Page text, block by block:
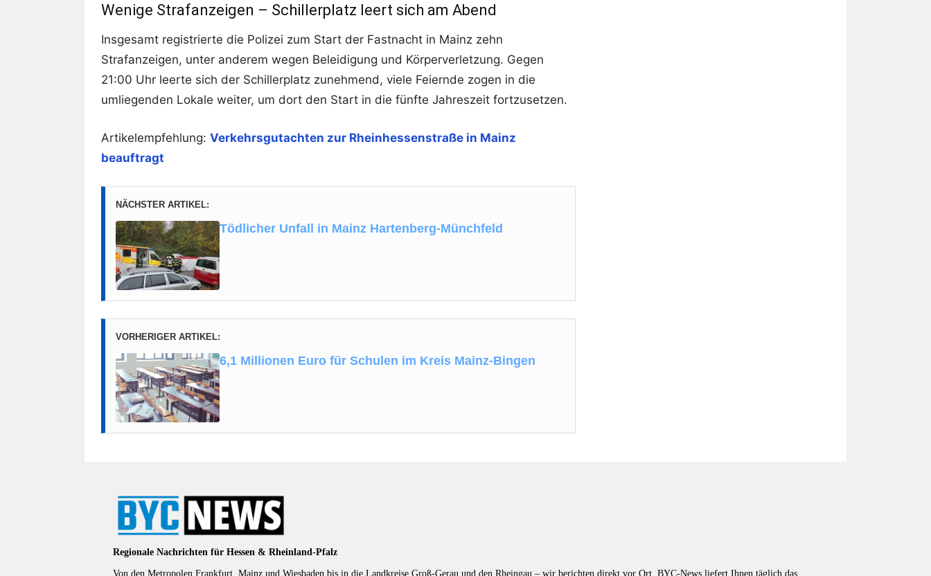
Wenige Strafanzeigen – Schillerplatz leert sich am Abend
Insgesamt registrierte die Polizei zum Start der Fastnacht in Mainz zehn
Strafanzeigen, unter anderem wegen Beleidigung und Körperverletzung. Gegen
21:00 Uhr leerte sich der Schillerplatz zunehmend, viele Feiernde zogen in die
umliegenden Lokale weiter, um dort den Start in die fünfte Jahreszeit fortzusetzen.
Artikelempfehlung: Verkehrsgutachten zur Rheinhessenstraße in Mainz
beauftragt
NÄCHSTER ARTIKEL:
Tödlicher Unfall in Mainz Hartenberg-Münchfeld
VORHERIGER ARTIKEL:
6,1 Millionen Euro für Schulen im Kreis Mainz-Bingen
Regionale Nachrichten für Hessen & Rheinland-Pfalz
Von den Metropolen Frankfurt, Mainz und Wiesbaden bis in die Landkreise Groß-Gerau und den Rheingau – wir berichten direkt vor Ort. BYC-News liefert Ihnen täglich das